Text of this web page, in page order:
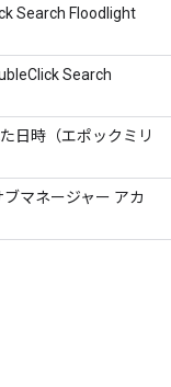
Search Floodlight
Search
日時（エポックミリ
マネージャー アカ